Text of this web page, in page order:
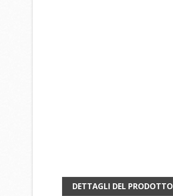
DETTAGLI DEL PRODOTTO